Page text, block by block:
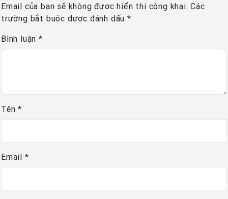
Email của bạn sẽ không được hiển thị công khai. Các
trường bắt buộc được đánh dấu*
Bình luận *
Tên*
Email *